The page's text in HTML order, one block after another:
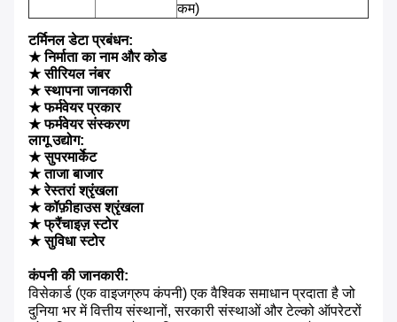
कम)
टर्मिनल डेटा प्रबंधन:
★ निर्माता का नाम और कोड
★ सीरियल नंबर
★ स्थापना जानकारी
★ फर्मवेयर प्रकार
★ फर्मवेयर संस्करण
लागू उद्योग:
★ सुपरमार्केट
★ ताजा बाजार
★ रेस्तरां श्रृंखला
★ कॉफ़ीहाउस श्रृंखला
★ फ्रैंचाइज़ स्टोर
★ सुविधा स्टोर
कंपनी की जानकारी:
विसेकार्ड (एक वाइजग्रुप कंपनी) एक वैश्विक समाधान प्रदाता है जो
दुनिया भर में वित्तीय संस्थानों, सरकारी संस्थाओं और टेल्को ऑपरेटरों